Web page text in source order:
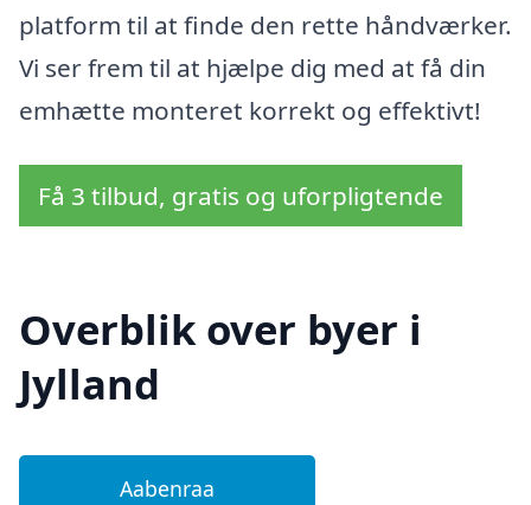
platform til at finde den rette håndværker.
Vi ser frem til at hjælpe dig med at få din
emhætte monteret korrekt og effektivt!
Få 3 tilbud, gratis og uforpligtende
Overblik over byer i
Jylland
Aabenraa